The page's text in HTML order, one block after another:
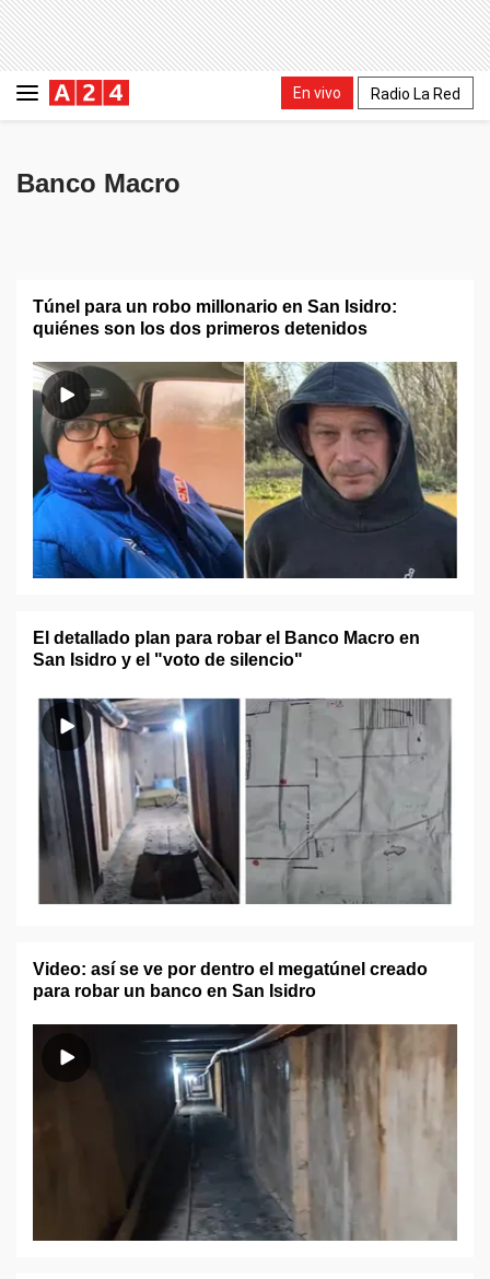
En vivo Radio La Red
Banco Macro
Túnel para un robo millonario en San Isidro:
quiénes son los dos primeros detenidos
El detallado plan para robar el Banco Macro en
San Isidro y el "voto de silencio"
Video: así se ve por dentro el megatúnel creado
para robar un banco en San Isidro